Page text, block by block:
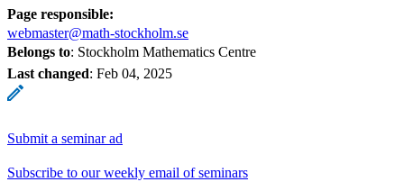
Page responsible:
webmaster@math-stockholm.se
Belongs to: Stockholm Mathematics Centre
Last changed: Feb 04, 2025
Submit a seminar ad
Subscribe to our weekly email of seminars